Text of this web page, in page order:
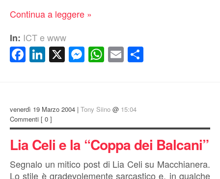
Continua a leggere »
In: ICT e www
Facebook
LinkedIn
X Messenger
WhatsApp
Email
venerdì 19 Marzo 2004 | Tony Siino @ 15:04
Commenti [ 0 ]
Lia Celi e la “Coppa dei Balcani”
Segnalo un mitico post di Lia Celi su Macchianera.
Lo stile è gradevolemente sarcastico e, in qualche